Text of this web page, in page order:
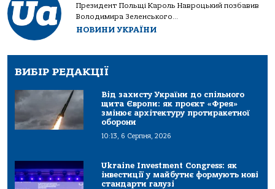
Президент Польщі Кароль Навроцький позбавив
Володимира Зеленського...
НОВИНИ УКРАЇНИ
ВИБІР РЕДАКЦІЇ
Від захисту України до спільного
щита Європи: як проєкт «Фрея»
змінює архітектуру протиракетної
оборони
10:13, 6 Серпня, 2026
Ukraine Investment Congress: як
інвестиції у майбутнє формують нові
стандарти галузі